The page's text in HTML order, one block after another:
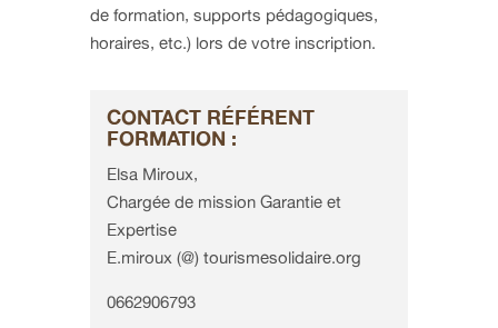
de formation, supports pédagogiques,
horaires, etc.) lors de votre inscription.
CONTACT RÉFÉRENT
FORMATION :
Elsa Miroux,
Chargée de mission Garantie et
Expertise
E.miroux (@) tourismesolidaire.org
0662906793